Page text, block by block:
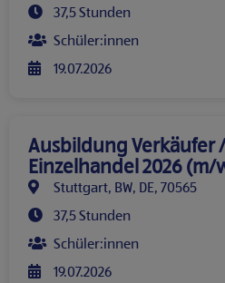
37,5 Stunden
Schüler:innen
19.07.2026
Ausbildung Verkäufer
Einzelhandel 2026
Stuttgart, BW, DE, 70565
37,5 Stunden
Schüler:innen
19.07.2026